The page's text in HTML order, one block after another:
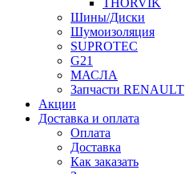
Шины/Диски
Шумоизоляция
SUPROTEC
G21
МАСЛА
Запчасти RENAULT
Акции
Доставка и оплата
Оплата
Доставка
Как заказать